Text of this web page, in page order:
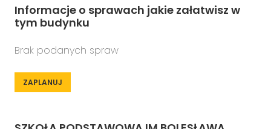
Informacje o sprawach jakie załatwisz w
tym budynku
Brak podanych spraw
ZAPLANUJ